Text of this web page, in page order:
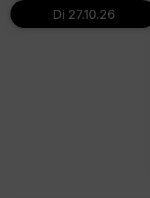
Di 27.10.26